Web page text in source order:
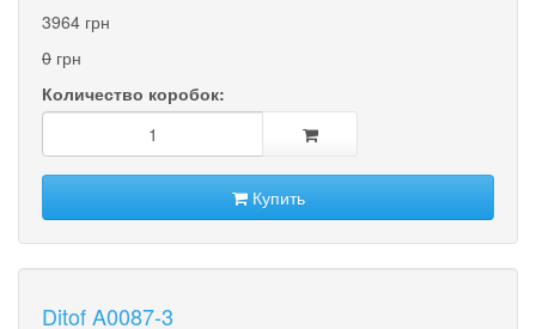
3964 грн
0 грн
Количество коробок:
Купить
Ditof A0087-3